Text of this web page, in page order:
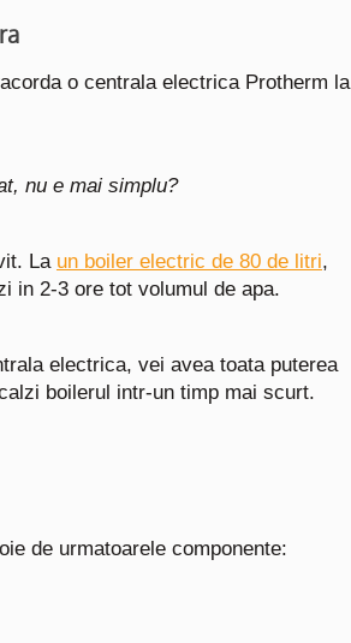
o centrala electrica Protherm la
nu e mai simplu?
La un boiler electric de 80 de litri,
in 2-3 ore tot volumul de apa.
electrica, vei avea toata puterea
boilerul intr-un timp mai scurt.
de urmatoarele componente: